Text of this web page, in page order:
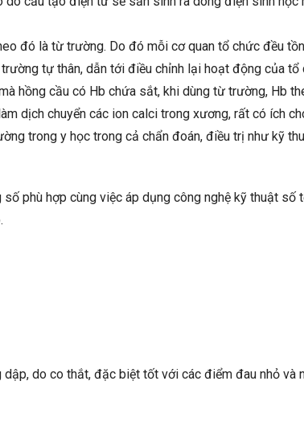
đó là từ trường. Do đó mỗi cơ quan tổ chức đều
tự thân, dẫn tới điều chỉnh lại hoạt động của tổ
hồng cầu có Hb chứa sắt, khi dùng từ trường, Hb
dịch chuyển các ion calci trong xương, rất có ích
trong y học trong cả chẩn đoán, điều trị như kỹ
phù hợp cùng việc áp dụng công nghệ kỹ thuật
do co thắt, đặc biệt tốt với các điểm đau nhỏ và